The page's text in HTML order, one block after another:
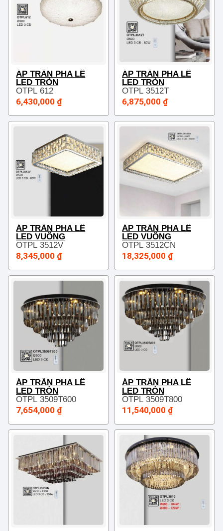
ÁP TRẦN PHA LÊ
LED TRÒN
OTPL 612
6,430,000 ₫
ÁP TRẦN PHA LÊ
LED TRÒN
OTPL 3512T
6,875,000 ₫
ÁP TRẦN PHA LÊ
LED VUÔNG
OTPL 3512V
8,345,000 ₫
ÁP TRẦN PHA LÊ
LED VUÔNG
OTPL 3512CN
18,325,000 ₫
ÁP TRẦN PHA LÊ
LED TRÒN
OTPL 3509T600
7,654,000 ₫
ÁP TRẦN PHA LÊ
LED TRÒN
OTPL 3509T800
11,540,000 ₫